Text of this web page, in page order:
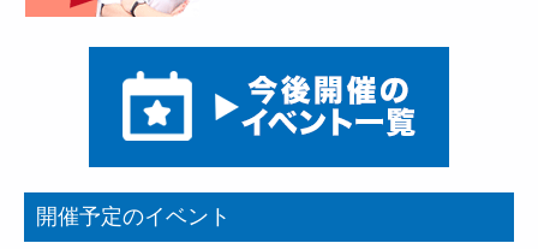
開催予定のイベント